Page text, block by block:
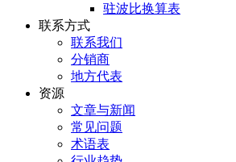
驻波比换算表
联系方式
联系我们
分销商
地方代表
资源
文章与新闻
常见问题
术语表